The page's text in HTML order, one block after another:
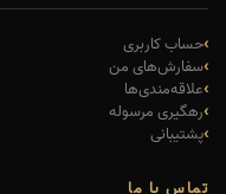
حساب کاربری
سفارش‌های من
علاقه‌مندی‌ها
رهگیری مرسوله
پشتیبانی
تماس با ما